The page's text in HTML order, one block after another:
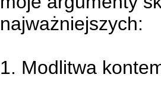
najważniejszych:
1. Modlitwa